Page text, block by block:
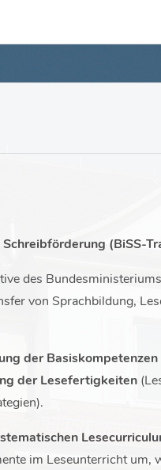
(BiSS-
des
von Sprachbildung,
der Basiskompetenzen
der Lesefertigkeiten
im Leseunterricht um,